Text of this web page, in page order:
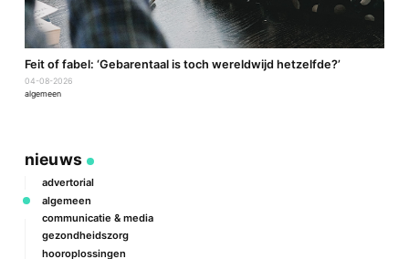
Feit of fabel: ‘Gebarentaal is toch wereldwijd hetzelfde?’
04-08-2026
algemeen
nieuws
advertorial
algemeen
communicatie & media
gezondheidszorg
hooroplossingen